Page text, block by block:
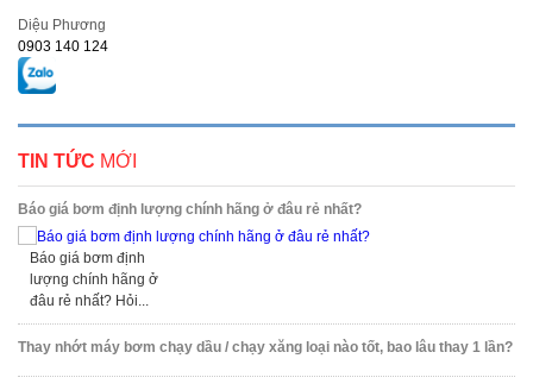
Diệu Phương
0903 140 124
TIN TỨC MỚI
Báo giá bơm định lượng chính hãng ở đâu rẻ nhất?
Báo giá bơm định
lượng chính hãng ở
đâu rẻ nhất? Hỏi...
Thay nhớt máy bơm chạy dầu / chạy xăng loại nào tốt, bao lâu thay 1 lần?